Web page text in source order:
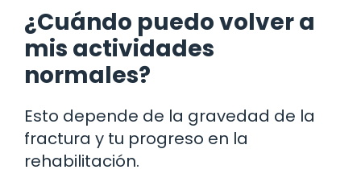
¿Cuándo puedo volver a
mis actividades
normales?
Esto depende de la gravedad de la
fractura y tu progreso en la
rehabilitación.